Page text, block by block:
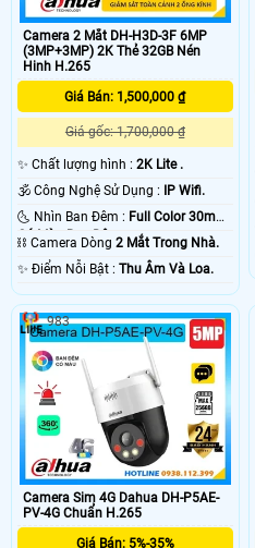
Camera 2 Mắt DH-H3D-3F 6MP
(3MP+3MP) 2K Thẻ 32GB Nén
Hinh H.265
Giá Bán: 1,500,000 ₫
Giá gốc: 1,700,000 ₫
✨ Chất lượng hình : 2K Lite .
🕉️ Công Nghệ Sử Dụng :
IP Wifi.
🌜 Nhìn Ban Đêm : Full Color 30m
Có Màu Ban Ðêm.
⛓ Camera Dòng 2 Mắt Trong Nhà.
️✨ Điểm Nỗi Bật : Thu Âm Và Loa.
Camera Sim 4G Dahua DH-P5AE-
PV-4G Chuẩn H.265
Giá Bán: 5%-35%
983